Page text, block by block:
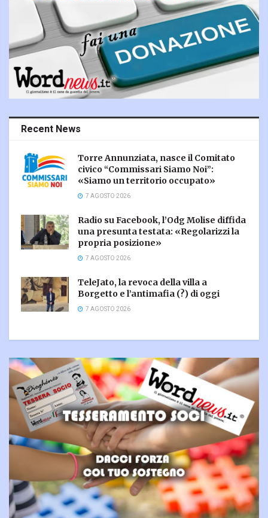
Recent News
Torre Annunziata, nasce il Comitato
civico “Commissari Siamo Noi”:
«Siamo un territorio occupato»
7 AGOSTO 2026
Radio su Facebook, l’Odg Molise diffida
una presunta testata: «Regolarizzi la
propria posizione»
7 AGOSTO 2026
TeleJato, la revoca della villa a
Borgetto e l’antimafia (?) di oggi
7 AGOSTO 2026